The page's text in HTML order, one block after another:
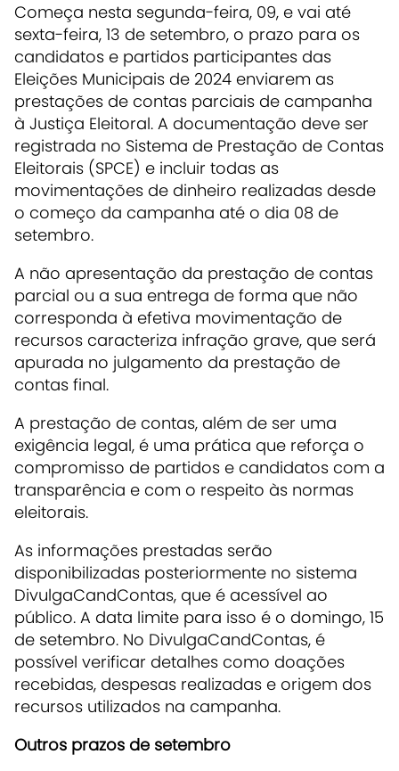
Começa nesta segunda-feira, 09, e vai até
sexta-feira, 13 de setembro, o prazo para os
candidatos e partidos participantes das
Eleições Municipais de 2024 enviarem as
prestações de contas parciais de campanha
à Justiça Eleitoral. A documentação deve ser
registrada no Sistema de Prestação de Contas
Eleitorais (SPCE) e incluir todas as
movimentações de dinheiro realizadas desde
o começo da campanha até o dia 08 de
setembro.
A não apresentação da prestação de contas
parcial ou a sua entrega de forma que não
corresponda à efetiva movimentação de
recursos caracteriza infração grave, que será
apurada no julgamento da prestação de
contas final.
A prestação de contas, além de ser uma
exigência legal, é uma prática que reforça o
compromisso de partidos e candidatos com a
transparência e com o respeito às normas
eleitorais.
As informações prestadas serão
disponibilizadas posteriormente no sistema
DivulgaCandContas, que é acessível ao
público. A data limite para isso é o domingo, 15
de setembro. No DivulgaCandContas, é
possível verificar detalhes como doações
recebidas, despesas realizadas e origem dos
recursos utilizados na campanha.
Outros prazos de setembro